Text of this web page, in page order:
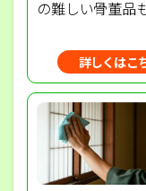
の難しい骨董品
詳しくはこ